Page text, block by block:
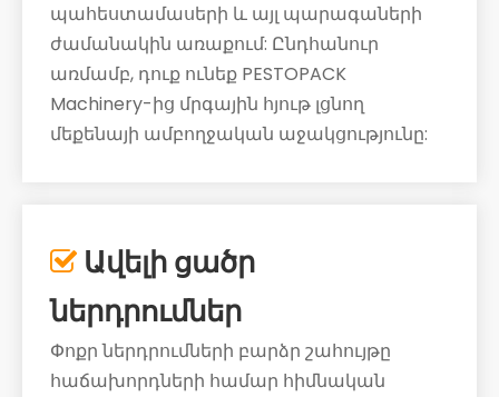
պահեստամասերի և այլ պարագաների
ժամանակին առաքում: Ընդհանուր
առմամբ, դուք ունեք PESTOPACK
Machinery-ից մրգային հյութ լցնող
մեքենայի ամբողջական աջակցությունը:
 Ավելի ցածր
ներդրումներ
Փոքր ներդրումների բարձր շահույթը
հաճախորդների համար հիմնական